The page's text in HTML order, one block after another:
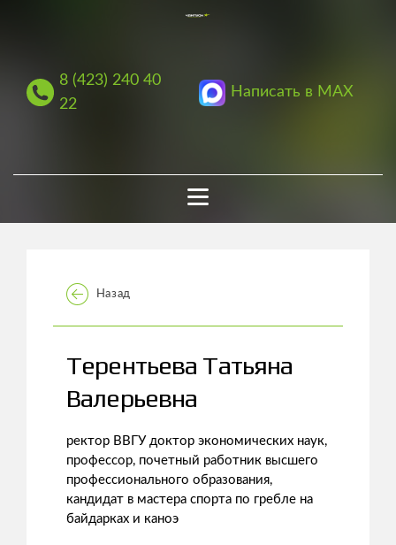
8 (423) 240 40
22
Написать в MAX
Назад
Терентьева Татьяна
Валерьевна
ректор ВВГУ доктор экономических наук,
профессор, почетный работник высшего
профессионального образования,
кандидат в мастера спорта по гребле на
байдарках и каноэ